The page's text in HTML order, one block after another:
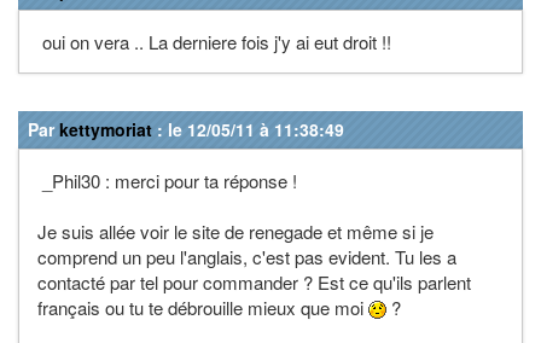
oui on vera .. La derniere fois j'y ai eut droit !!
Parkettymoriat : le 12/05/11 à 11:38:49
_Phil30 : merci pour ta réponse !
Je suis allée voir le site de renegade et même si je
comprend un peu l'anglais, c'est pas evident. Tu les a
contacté par tel pour commander ? Est ce qu'ils parlent
français ou tu te débrouille mieux que moi
?